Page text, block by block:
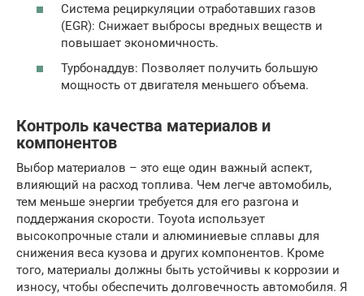
Система рециркуляции отработавших газов
(EGR): Снижает выбросы вредных веществ и
повышает экономичность.
Турбонаддув: Позволяет получить большую
мощность от двигателя меньшего объема.
Контроль качества материалов и
компонентов
Выбор материалов – это еще один важный аспект,
влияющий на расход топлива. Чем легче автомобиль,
тем меньше энергии требуется для его разгона и
поддержания скорости. Toyota использует
высокопрочные стали и алюминиевые сплавы для
снижения веса кузова и других компонентов. Кроме
того, материалы должны быть устойчивы к коррозии и
износу, чтобы обеспечить долговечность автомобиля. Я